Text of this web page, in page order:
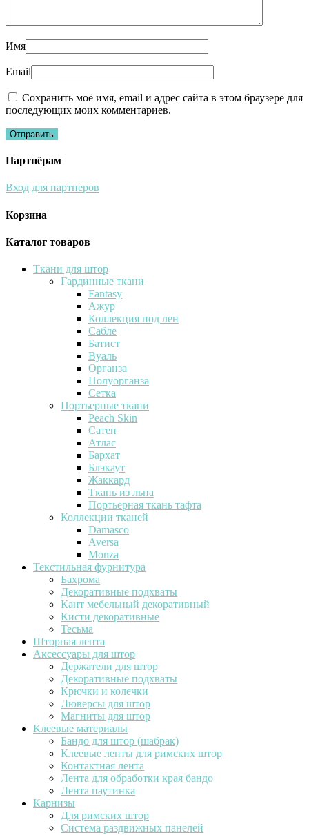
Имя
Email
Сохранить моё имя, email и адрес сайта в этом браузере для
последующих моих комментариев.
Партнёрам
Вход для партнеров
Корзина
Каталог товаров
Ткани для штор
Гардинные ткани
Fantasy
Ажур
Коллекция под лен
Сабле
Батист
Вуаль
Органза
Полуорганза
Сетка
Портьерные ткани
Peach Skin
Сатен
Атлас
Бархат
Блэкаут
Жаккард
Ткань из льна
Портьерная ткань тафта
Коллекции тканей
Damasco
Aversa
Monza
Текстильная фурнитура
Бахрома
Декоративные подхваты
Кант мебельный декоративный
Кисти декоративные
Тесьма
Шторная лента
Аксессуары для штор
Держатели для штор
Декоративные подхваты
Крючки и колечки
Люверсы для штор
Магниты для штор
Клеевые материалы
Бандо для штор (шабрак)
Клеевые ленты для римских штор
Контактная лента
Лента для обработки края бандо
Лента паутинка
Карнизы
Для римских штор
Система раздвижных панелей